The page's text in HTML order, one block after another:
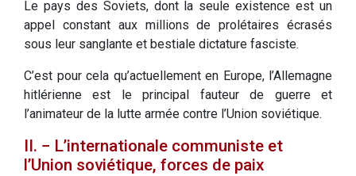
Le pays des Soviets, dont la seule existence est un
appel constant aux millions de prolétaires écrasés
sous leur sanglante et bestiale dictature fasciste.
C’est pour cela qu’actuellement en Europe, l’Allemagne
hitlérienne est le principal fauteur de guerre et
l’animateur de la lutte armée contre l’Union soviétique.
II. − L’internationale communiste et
l’Union soviétique, forces de paix